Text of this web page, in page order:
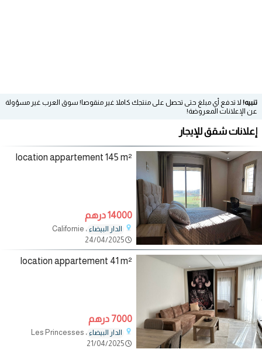
تنبيه! لا تدفع أي مبلغ حتى تحصل على منتجك كاملا غير منقوصا! سوق العرب غير مسؤولة
عن الإعلانات المعروضة!
إعلانات شقق للإيجار
location appartement 145 m²
14000 درهم
الدار البيضاء ، Californie
24/04/2025
location appartement 41 m²
7000 درهم
الدار البيضاء ، Les Princesses
21/04/2025